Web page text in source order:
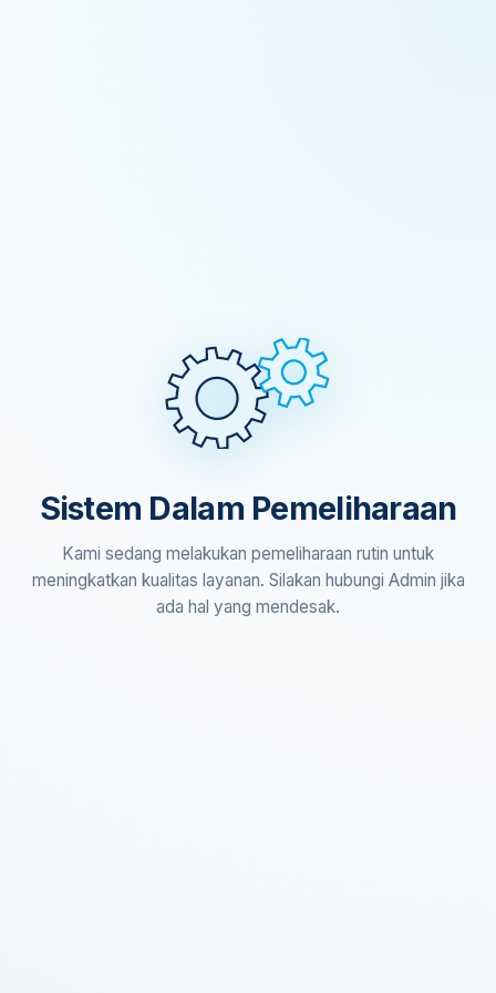
Sistem Dalam Pemeliharaan
Kami sedang melakukan pemeliharaan rutin untuk
meningkatkan kualitas layanan. Silakan hubungi Admin jika
ada hal yang mendesak.